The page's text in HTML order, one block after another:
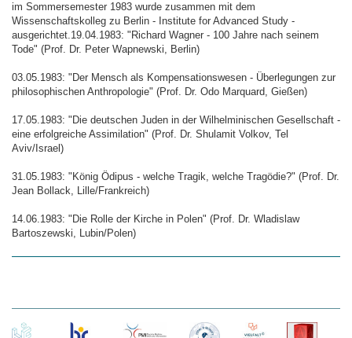
im Sommersemester 1983 wurde zusammen mit dem
Wissenschaftskolleg zu Berlin - Institute for Advanced Study -
ausgerichtet.19.04.1983: "Richard Wagner - 100 Jahre nach seinem
Tode" (Prof. Dr. Peter Wapnewski, Berlin)
03.05.1983: "Der Mensch als Kompensationswesen - Überlegungen zur
philosophischen Anthropologie" (Prof. Dr. Odo Marquard, Gießen)
17.05.1983: "Die deutschen Juden in der Wilhelminischen Gesellschaft -
eine erfolgreiche Assimilation" (Prof. Dr. Shulamit Volkov, Tel
Aviv/Israel)
31.05.1983: "König Ödipus - welche Tragik, welche Tragödie?" (Prof. Dr.
Jean Bollack, Lille/Frankreich)
14.06.1983: "Die Rolle der Kirche in Polen" (Prof. Dr. Wladislaw
Bartoszewski, Lubin/Polen)